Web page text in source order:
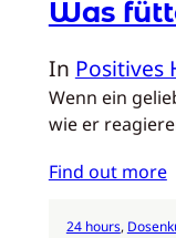
Was
In Positives
Wenn ein
wie er
Find out more
24 hours,